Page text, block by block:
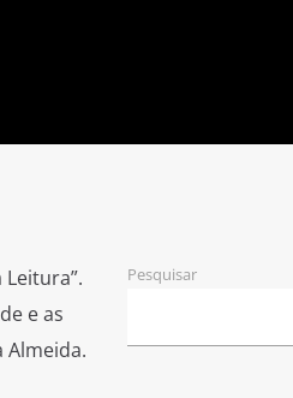
e as
Almeida.
Pesquisar